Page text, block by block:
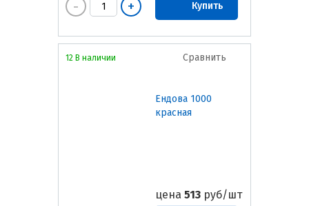
Купить
Сравнить
Ендова 1000
красная
цена 513 руб/шт
12 В наличии